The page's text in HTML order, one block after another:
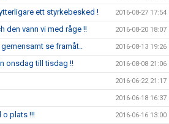
ett styrkebesked ! 2016-08-27 17:54
den vann vi med råge !! 2016-08-20 18:07
se framåt.. 2016-08-13 19:26
onsdag till tisdag !! 2016-08-08 21:06
2016-06-22 21:17
2016-06-18 16:37
o plats !!! 2016-06-16 13:00